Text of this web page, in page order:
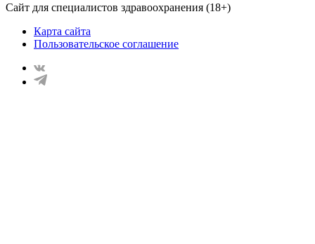
Сайт для специалистов здравоохранения (18+)
Карта сайта
Пользовательское соглашение